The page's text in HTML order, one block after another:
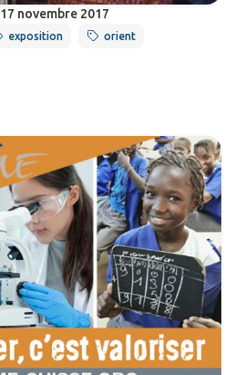
17 novembre 2017
exposition orient